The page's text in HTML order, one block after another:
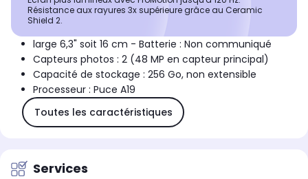
Résistance aux rayures 3x supérieure grâce au Ceramic
Shield 2.
large 6,3" soit 16 cm - Batterie : Non communiqué
Capteurs photos : 2 (48 MP en capteur principal)
Capacité de stockage : 256 Go, non extensible
Processeur : Puce A19
Toutes les caractéristiques
Services